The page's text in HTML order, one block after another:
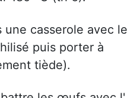
une casserole avec le
puis porter à
tiède).